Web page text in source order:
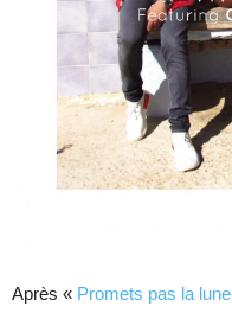
Après « Promets pas la lune